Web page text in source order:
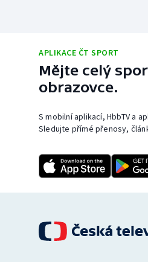
APLIKACE ČT SPORT
Mějte celý
obrazovce.
S mobilní aplikací, HbbTV a
Sledujte přímé přenosy,